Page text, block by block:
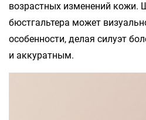
возрастных изменений кожи.
бюстгальтера может
особенности, делая силуэт
и аккуратным.